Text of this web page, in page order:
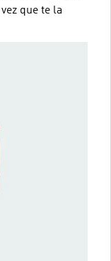
que te la